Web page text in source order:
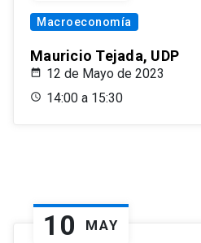
Macroeconomía
Mauricio Tejada, UDP
12 de Mayo de 2023
14:00 a 15:30
10 MAY